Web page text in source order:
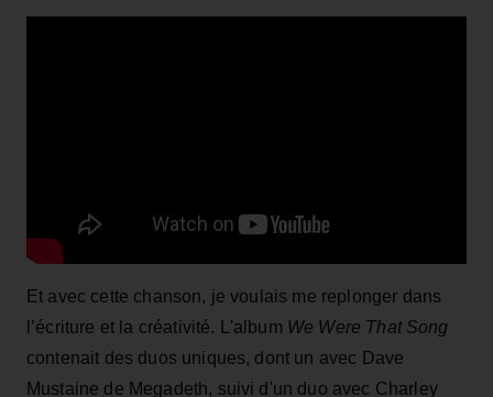
Et avec cette chanson, je voulais me replonger dans
l’écriture et la créativité. L'album We Were That Song
contenait des duos uniques, dont un avec Dave
Mustaine de Megadeth, suivi d'un duo avec Charley